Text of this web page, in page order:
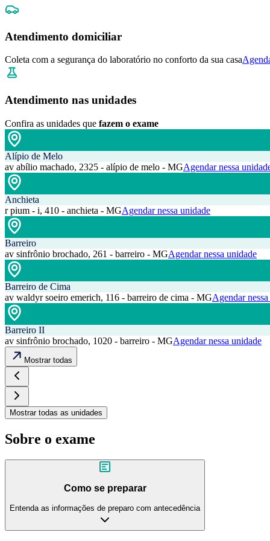
Atendimento domiciliar
Coleta com a segurança do laboratório no conforto da sua casa
Atendimento nas unidades
Confira as unidades que fazem o exame
Alípio de Melo
av abílio machado, 2325 - alípio de melo - MGAgendar nessa
Anchieta
r pium - i, 410 - anchieta - MGAgendar nessa unidade
Barreiro
av sinfrônio brochado, 261 - barreiro - MGAgendar nessa unidade
Barreiro de Cima
av waldyr soeiro emerich, 116 - barreiro de cima - MGAgendar
Barreiro II
av sinfrônio brochado, 1020 - barreiro - MGAgendar nessa unidade
Mostrar todas
Mostrar todas as unidades
Sobre o exame
Como se preparar
Entenda as informações de preparo com antecedência